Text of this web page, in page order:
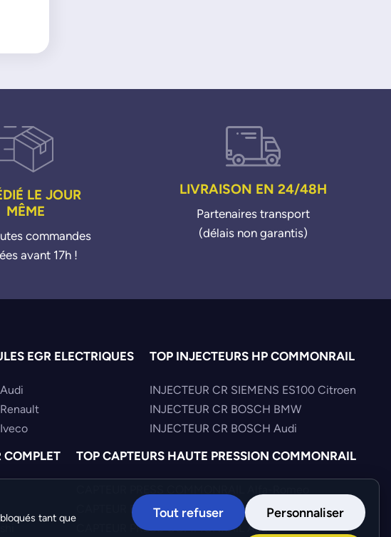
LE JOUR
MÊME
commandes
avant 17h !
LIVRAISON EN 24/48H
Partenaires transport
(délais non garantis)
EGR ELECTRIQUES TOP INJECTEURS HP COMMONRAIL
INJECTEUR CR SIEMENS ES100 Citroen
INJECTEUR CR BOSCH BMW
INJECTEUR CR BOSCH Audi
COMPLET TOP CAPTEURS HAUTE PRESSION COMMONRAIL
CAPTEUR PRESS COMMONRAIL Iveco
CAPTEUR PRESS COMMONRAIL Audi
tant que
Tout refuser Personnaliser